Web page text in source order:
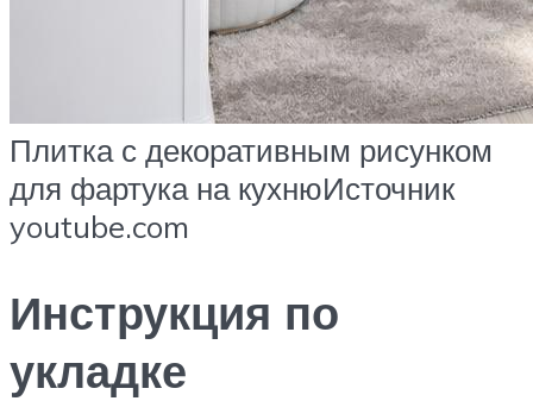
Плитка с декоративным рисунком
для фартука на кухнюИсточник
youtube.com
Инструкция по
укладке